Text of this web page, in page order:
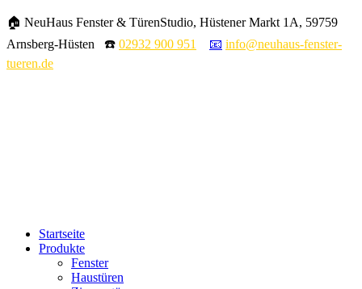
🏠 NeuHaus Fenster & TürenStudio, Hüstener Markt 1A, 59759
Arnsberg-Hüsten ☎️ 02932 900 951 📧 info@neuhaus-fenster-
tueren.de
Startseite
Produkte
Fenster
Haustüren